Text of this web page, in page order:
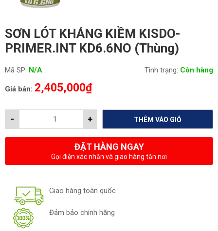
SƠN LÓT KHÁNG KIỀM KISDO-
PRIMER.INT KD6.6NO (Thùng)
Mã SP: N/A Tình trạng: Còn hàng
Giá bán: 2,405,000₫
+
- THÊM VÀO GIỎ
ĐẶT HÀNG NGAY
Gọi điện xác nhận và giao hàng tận nơi
Giao hàng toàn quốc
Đảm bảo chính hãng